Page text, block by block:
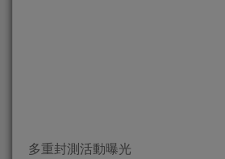
多重封測活動曝光